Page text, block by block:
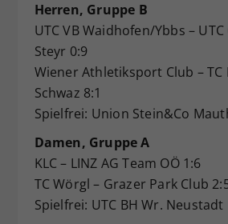
Herren, Gruppe B
UTC VB Waidhofen/Ybbs –
Steyr 0:9
Wiener Athletiksport Club – TC
Schwaz 8:1
Spielfrei: Union Stein&Co
Damen, Gruppe A
KLC – LINZ AG Team OÖ 1:6
TC Wörgl – Grazer Park Club
Spielfrei: UTC BH Wr. Neustadt